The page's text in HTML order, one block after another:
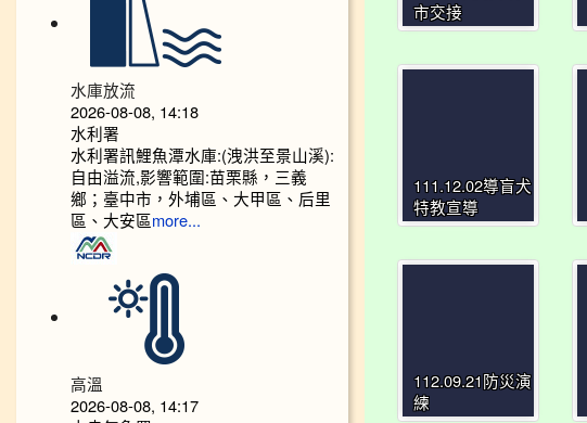
市交接
111.12.02導盲犬
特教宣導
112.09.21防災演
練
水庫放流
2026-08-08, 14:18
水利署
水利署訊鯉魚潭水庫:(洩洪至景山溪):
自由溢流,影響範圍:苗栗縣，三義
鄉；臺中市，外埔區、大甲區、后里
區、大安區more...
高溫
2026-08-08, 14:17